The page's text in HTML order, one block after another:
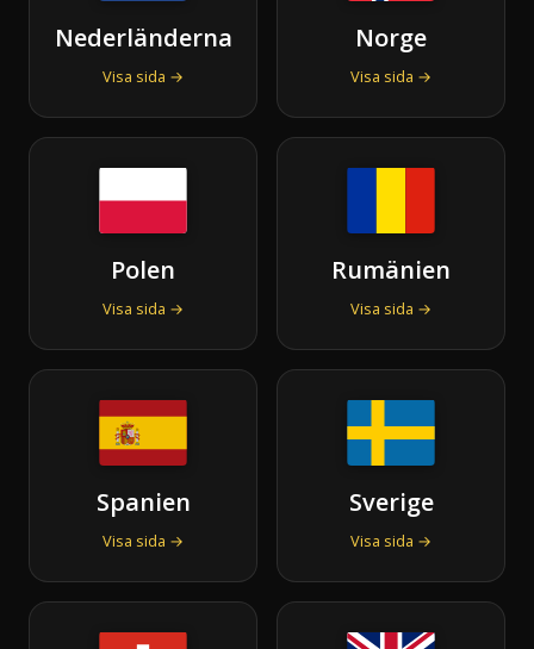
Nederländerna
Visa sida →
Norge
Visa sida →
Polen
Visa sida →
Rumänien
Visa sida →
Spanien
Visa sida →
Sverige
Visa sida →